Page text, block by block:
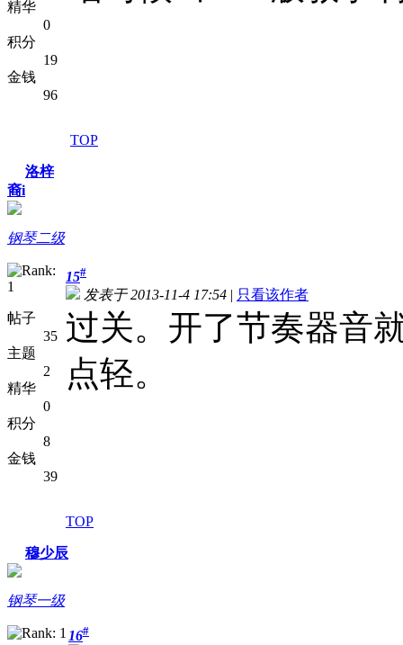
精华
0
积分
19
金钱
96
TOP
洛梓
裔i
钢琴二级
帖子
35
主题
2
精华
0
积分
8
金钱
39
15#
发表于 2013-11-4 17:54 | 只看该作者
过关。开了节奏器音
点轻。
TOP
穆少辰
钢琴一级
16#